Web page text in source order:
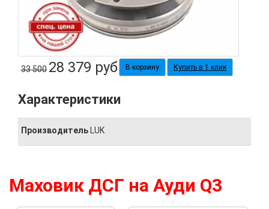
33 500 28 379 руб Купить в 1 клик
Характеристики
Производитель LUK
Маховик ДСГ на Ауди Q3